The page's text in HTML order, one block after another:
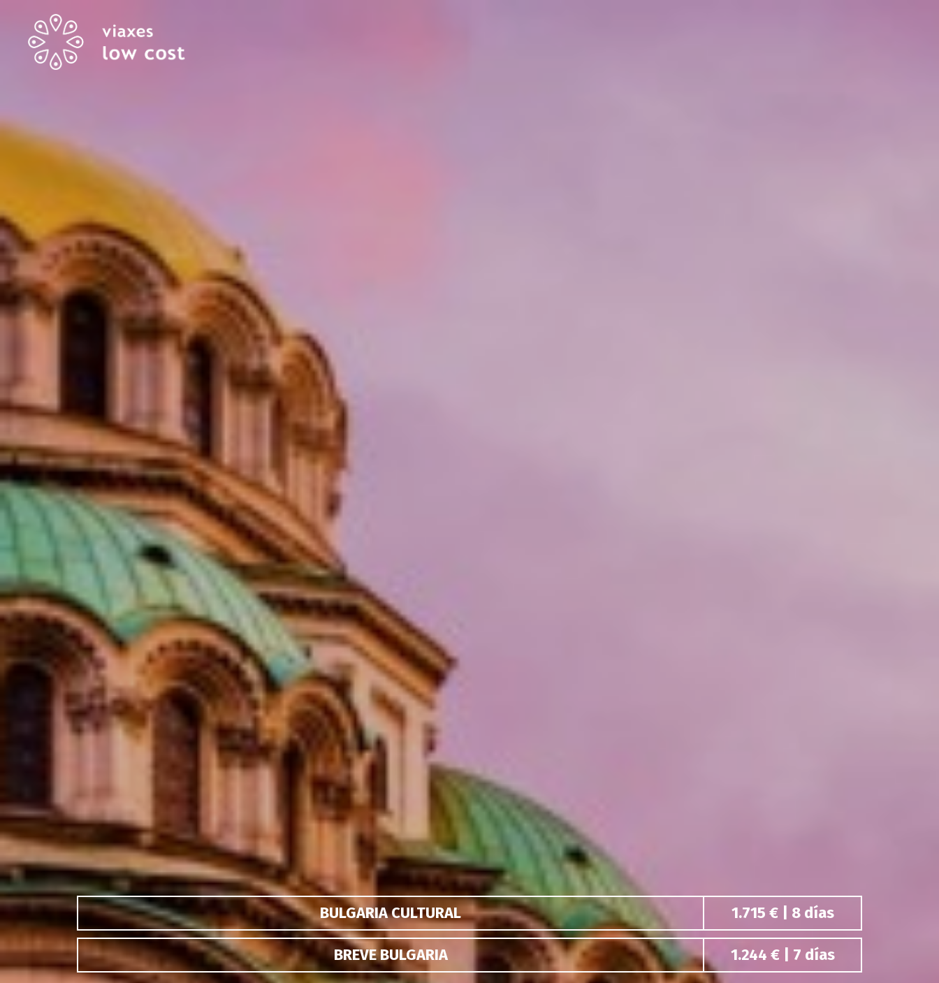
BULGARIA CULTURAL 1.715 € | 8 días
BREVE BULGARIA 1.244 € | 7 días